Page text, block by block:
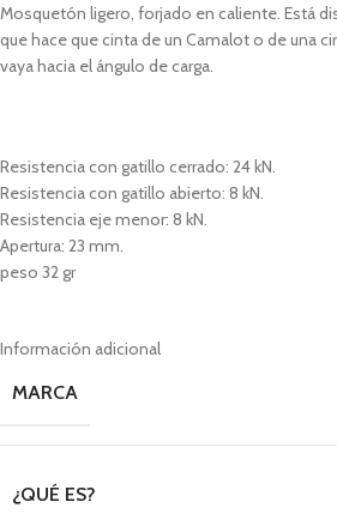
Mosquetón ligero, forjado en caliente. Está
que hace que cinta de un Camalot o de una
vaya hacia el ángulo de carga.
Resistencia con gatillo cerrado: 24 kN.
Resistencia con gatillo abierto: 8 kN.
Resistencia eje menor: 8 kN.
Apertura: 23 mm.
peso 32 gr
Información adicional
MARCA
¿QUÉ ES?